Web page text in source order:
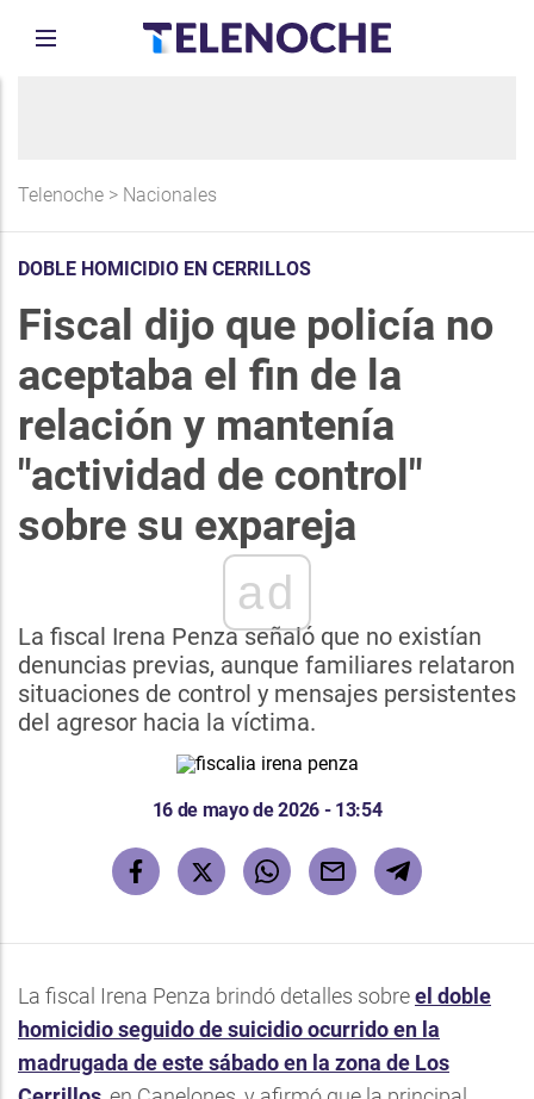
Telenoche > Nacionales
DOBLE HOMICIDIO EN CERRILLOS
Fiscal dijo que policía no
aceptaba el fin de la
relación y mantenía
"actividad de control"
sobre su expareja
ad
La fiscal Irena Penza señaló que no existían
denuncias previas, aunque familiares relataron
situaciones de control y mensajes persistentes
del agresor hacia la víctima.
16 de mayo de 2026 - 13:54
La fiscal Irena Penza brindó detalles sobreel doble
homicidio seguido de suicidio ocurrido en la
madrugada de este sábado en la zona de Los